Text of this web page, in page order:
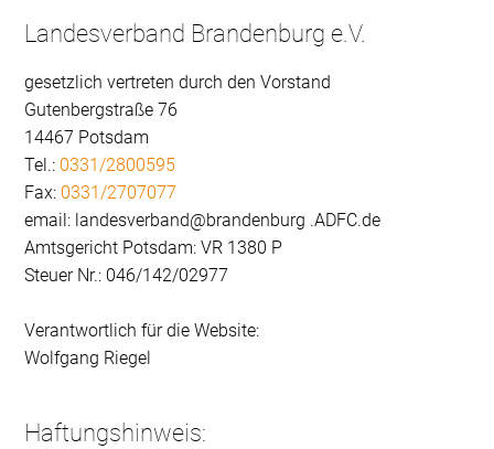
Landesverband Brandenburg e.V.
gesetzlich vertreten durch den Vorstand
Gutenbergstraße 76
14467 Potsdam
Tel.: 0331/2800595
Fax: 0331/2707077
email: landesverband@brandenburg .ADFC.de
Amtsgericht Potsdam: VR 1380 P
Steuer Nr.: 046/142/02977
Verantwortlich für die Website:
Wolfgang Riegel
Haftungshinweis: